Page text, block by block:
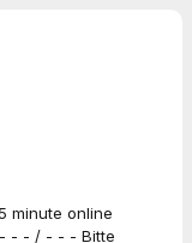
minute online
- - - / - - - Bitte